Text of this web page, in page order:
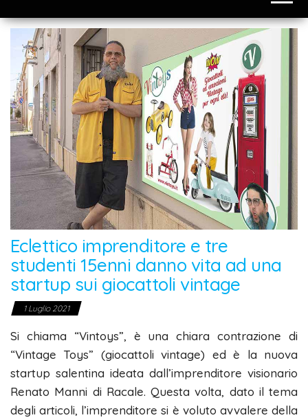
Eclettico imprenditore e tre
studenti 15enni danno vita ad una
startup sui giocattoli vintage
1 Luglio 2021
Si chiama “Vintoys”, è una chiara contrazione di
“Vintage Toys” (giocattoli vintage) ed è la nuova
startup salentina ideata dall’imprenditore visionario
Renato Manni di Racale. Questa volta, dato il tema
degli articoli, l’imprenditore si è voluto avvalere della